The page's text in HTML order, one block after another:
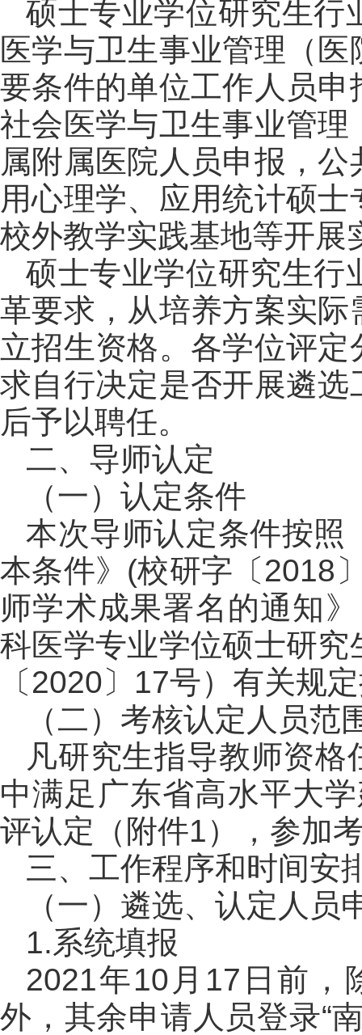
硕士专业学位研究生行
医学与卫生事业管理（
要条件的单位工作人员
社会医学与卫生事业管
属附属医院人员申报，
用心理学、应用统计硕
校外教学实践基地等开展
硕士专业学位研究生行
革要求，从培养方案实
立招生资格。各学位评
求自行决定是否开展遴
后予以聘任。
二、导师认定
（一）认定条件
本次导师认定条件按照
本条件》(校研字〔2018
师学术成果署名的通知
科医学专业学位硕士研
〔2020〕17号）有关规
（二）考核认定人员范
凡研究生指导教师资
中满足广东省高水平大
评认定（附件1），参加
三、工作程序和时间安
（一）遴选、认定人员
1.系统填报
2021年10月17日前，
外，其余申请人员登录“